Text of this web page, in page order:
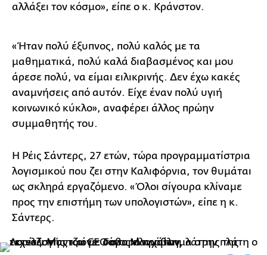
αλλάξει τον κόσμο», είπε ο κ. Κράνστον.
«Ήταν πολύ έξυπνος, πολύ καλός με τα
μαθηματικά, πολύ καλά διαβασμένος και μου
άρεσε πολύ, να είμαι ειλικρινής. Δεν έχω κακές
αναμνήσεις από αυτόν. Είχε έναν πολύ υγιή
κοινωνικό κύκλο», αναφέρει άλλος πρώην
συμμαθητής του.
Η Ρέις Σάντερς, 27 ετών, τώρα προγραμματίστρια
λογισμικού που ζει στην Καλιφόρνια, τον θυμάται
ως σκληρά εργαζόμενο. «Όλοι σίγουρα κλίναμε
προς την επιστήμη των υπολογιστών», είπε η κ.
Σάντερς.